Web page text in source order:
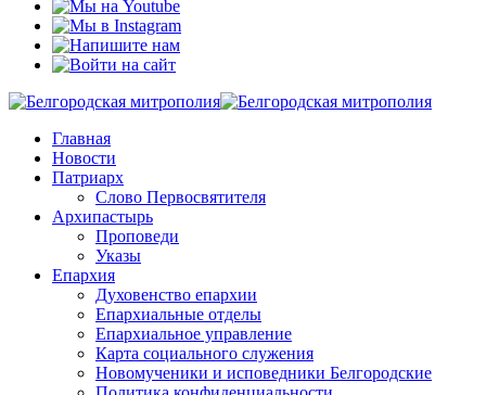
Главная
Новости
Патриарх
Слово Первосвятителя
Архипастырь
Проповеди
Указы
Епархия
Духовенство епархии
Епархиальные отделы
Епархиальное управление
Карта социального служения
Новомученики и исповедники Белгородские